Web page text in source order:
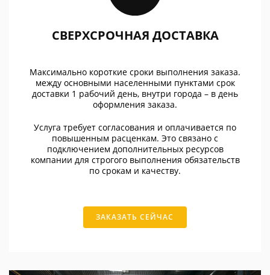
СВЕРХСРОЧНАЯ ДОСТАВКА
Максимально короткие сроки выполнения заказа.
между основными населенными пунктами срок
доставки 1 рабочий день, внутри города – в день
оформления заказа.
Услуга требует согласования и оплачивается по
повышенным расценкам. Это связано с
подключением дополнительных ресурсов
компании для строгого выполнения обязательств
по срокам и качеству.
ЗАКАЗАТЬ СЕЙЧАС